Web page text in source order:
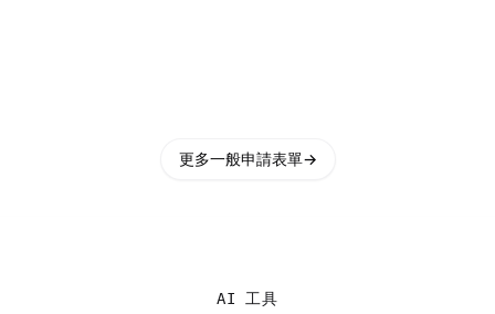
更多一般申請表單→
AI 工具